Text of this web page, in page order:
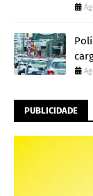
PUBLICIDADE